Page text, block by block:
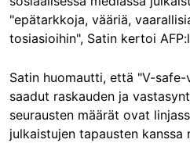
"epätarkkoja, vääriä,
tosiasioihin", Satin kertoi
Satin huomautti, että "V-
saadut raskauden ja
seurausten määrät ovat
julkaistujen tapausten kanssa